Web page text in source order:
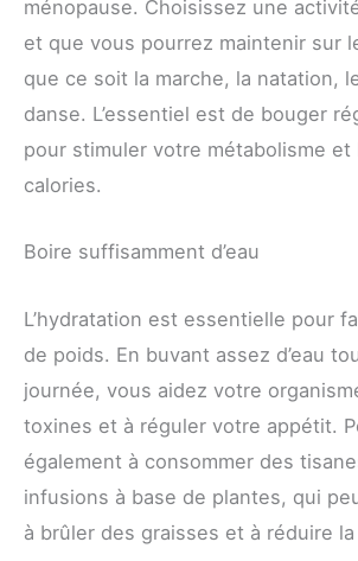
ménopause. Choisissez une
et que vous pourrez maintenir sur
que ce soit la marche, la natation,
danse. L’essentiel est de bouger
pour stimuler votre métabolisme et
calories.
Boire suffisamment d’eau
L’hydratation est essentielle pour
de poids. En buvant assez d’eau
journée, vous aidez votre
toxines et à réguler votre appétit.
également à consommer des
infusions à base de plantes, qui
à brûler des graisses et à réduire la